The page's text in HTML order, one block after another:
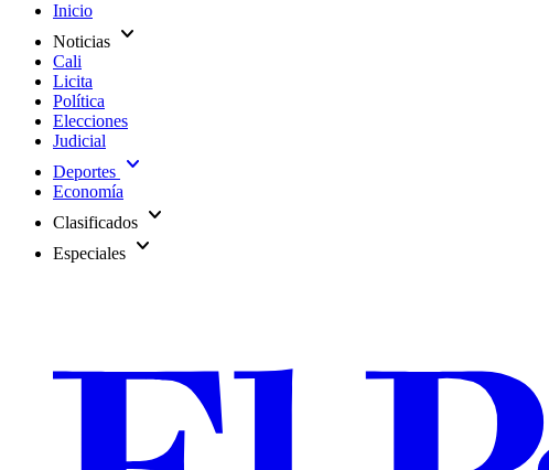
Inicio
Noticias expand_more
Cali
Licita
Política
Elecciones
Judicial
Deportes expand_more
Economía
Clasificados expand_more
Especiales expand_more